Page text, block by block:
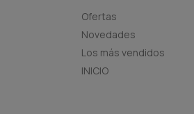
Ofertas
Novedades
Los más vendidos
INICIO